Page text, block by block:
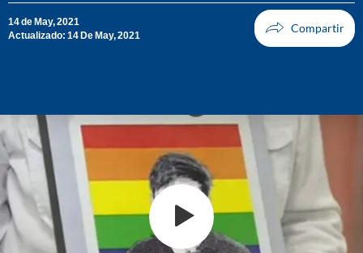
14 de May, 2021
Actualizado: 14 De May, 2021